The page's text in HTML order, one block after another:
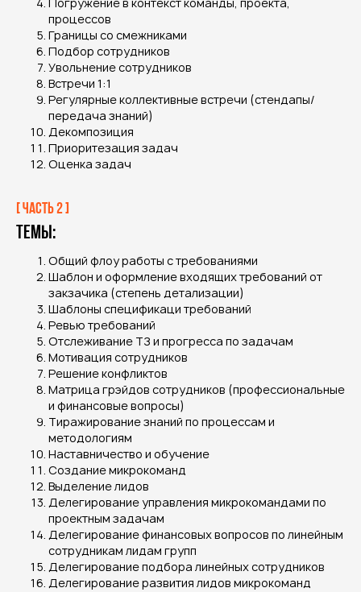
процессов
Границы со смежниками
Подбор сотрудников
Увольнение сотрудников
Встречи 1:1
Регулярные коллективные встречи (стендапы/
передача знаний)
Декомпозиция
Приоритезация задач
Оценка задач
[ Часть 2 ]
Темы:
Общий флоу работы с требованиями
Шаблон и оформление входящих требований от
закзачика (степень детализации)
Шаблоны спецификаци требований
Ревью требований
Отслеживание ТЗ и прогресса по задачам
Мотивация сотрудников
Решение конфликтов
Матрица грэйдов сотрудников (профессиональные
и финансовые вопросы)
Тиражирование знаний по процессам и
методологиям
Наставничество и обучение
Создание микрокоманд
Выделение лидов
Делегирование управления микрокомандами по
проектным задачам
Делегирование финансовых вопросов по линейным
сотрудникам лидам групп
Делегирование подбора линейных сотрудников
Делегирование развития лидов микрокоманд